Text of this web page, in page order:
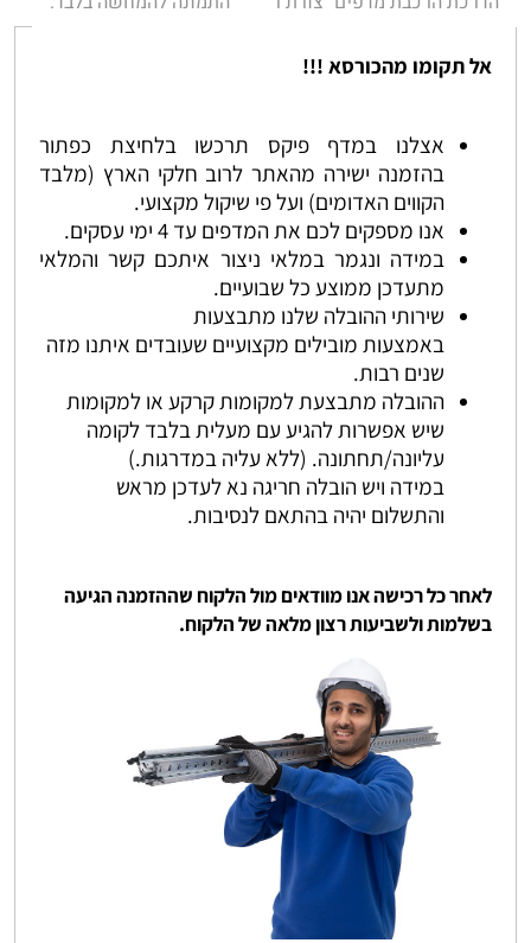
אל תקומו מהכורסא !!!
אצלנו במדף פיקס תרכשו בלחיצת כפתור
בהזמנה ישירה מהאתר לרוב חלקי הארץ (מלבד
הקווים האדומים) ועל פי שיקול מקצועי.
אנו מספקים לכם את המדפים עד 4 ימי עסקים.
במידה ונגמר במלאי ניצור איתכם קשר והמלאי
מתעדכן ממוצע כל שבועיים.
שירותי ההובלה שלנו מתבצעות
באמצעות מובילים מקצועיים שעובדים איתנו מזה
שנים רבות.
ההובלה מתבצעת למקומות קרקע או למקומות
שיש אפשרות להגיע עם מעלית בלבד לקומה
עליונה/תחתונה. (ללא עליה במדרגות.)
במידה ויש הובלה חריגה נא לעדכן מראש
והתשלום יהיה בהתאם לנסיבות.
לאחר כל רכישה אנו מוודאים מול הלקוח שההזמנה הגיעה
בשלמות ולשביעות רצון מלאה של הלקוח.